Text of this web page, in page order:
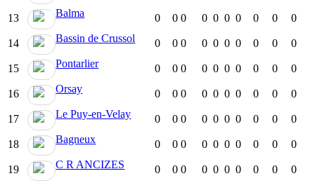
13 Balma 0 0 0 0 0 0 0 0 0 0
14 Bassin de Crussol 0 0 0 0 0 0 0 0 0 0
15 Pontarlier 0 0 0 0 0 0 0 0 0 0
16 Orsay 0 0 0 0 0 0 0 0 0 0
17 Le Puy-en-Velay 0 0 0 0 0 0 0 0 0 0
18 Bagneux 0 0 0 0 0 0 0 0 0 0
19 C R ANCIZES 0 0 0 0 0 0 0 0 0 0